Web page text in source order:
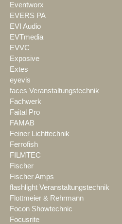
Eventworx
EVERS PA
EVI Audio
EVTmedia
EVVC
Exposive
Extes
eyevis
faces Veranstaltungstechnik
Fachwerk
Faital Pro
FAMAB
Feiner Lichttechnik
Ferrofish
FILMTEC
Fischer
Fischer Amps
flashlight Veranstaltungstechnik
Flottmeier & Rehrmann
Focon Showtechnic
Focusrite